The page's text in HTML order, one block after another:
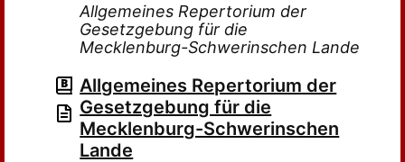
Allgemeines Repertorium der
Gesetzgebung für die
Mecklenburg-Schwerinschen Lande
Allgemeines Repertorium der
Gesetzgebung für die
Mecklenburg-Schwerinschen
Lande